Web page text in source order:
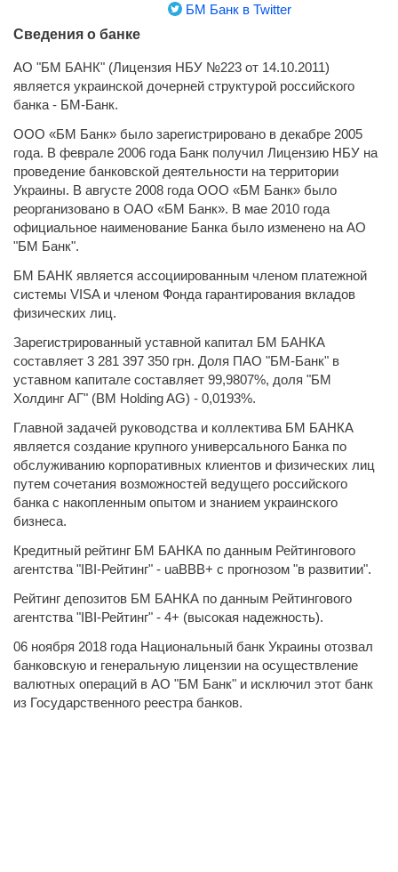
БМ Банк в Twitter
Сведения о банке
АО "БМ БАНК" (Лицензия НБУ №223 от 14.10.2011)
является украинской дочерней структурой российского
банка - БМ-Банк.
ООО «БМ Банк» было зарегистрировано в декабре 2005
года. В феврале 2006 года Банк получил Лицензию НБУ на
проведение банковской деятельности на территории
Украины. В августе 2008 года ООО «БМ Банк» было
реорганизовано в ОАО «БМ Банк». В мае 2010 года
официальное наименование Банка было изменено на АО
"БМ Банк".
БМ БАНК является ассоциированным членом платежной
системы VISA и членом Фонда гарантирования вкладов
физических лиц.
Зарегистрированный уставной капитал БМ БАНКА
составляет 3 281 397 350 грн. Доля ПАО "БМ-Банк" в
уставном капитале составляет 99,9807%, доля "БМ
Холдинг АГ" (BM Holding AG) - 0,0193%.
Главной задачей руководства и коллектива БМ БАНКА
является создание крупного универсального Банка по
обслуживанию корпоративных клиентов и физических лиц
путем сочетания возможностей ведущего российского
банка с накопленным опытом и знанием украинского
бизнеса.
Кредитный рейтинг БМ БАНКА по данным Рейтингового
агентства "IBI-Рейтинг" - uaBBB+ c прогнозом "в развитии".
Рейтинг депозитов БМ БАНКА по данным Рейтингового
агентства "IBI-Рейтинг" - 4+ (высокая надежность).
06 ноября 2018 года Национальный банк Украины отозвал
банковскую и генеральную лицензии на осуществление
валютных операций в АО "БМ Банк" и исключил этот банк
из Государственного реестра банков.